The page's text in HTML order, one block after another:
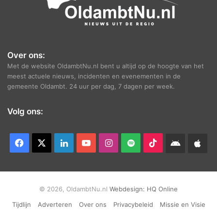
Over ons:
Met de website OldambtNu.nl bent u altijd op de hoogte van het
meest actuele nieuws, incidenten en evenementen in de
gemeente Oldambt. 24 uur per dag, 7 dagen per week.
Volg ons:
Facebook LinkedInYouTubeInstagram
Spotify TikTokAndroid
© 2026, OldambtNu.nl Webdesign: HQ Online
Tijdlijn
Adverteren Over ons Privacybeleid
Missie en Visie